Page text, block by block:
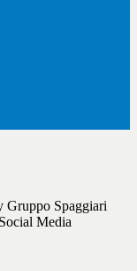
Gruppo Spaggiari
Media